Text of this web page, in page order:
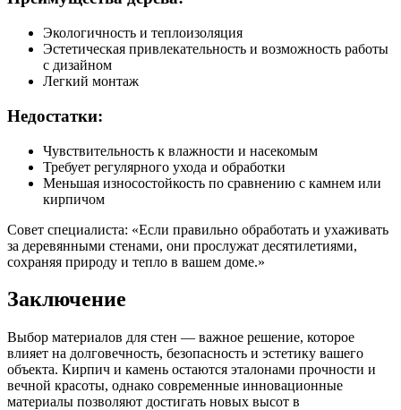
Экологичность и теплоизоляция
Эстетическая привлекательность и возможность работы
с дизайном
Легкий монтаж
Недостатки:
Чувствительность к влажности и насекомым
Требует регулярного ухода и обработки
Меньшая износостойкость по сравнению с камнем или
кирпичом
Совет специалиста: «Если правильно обработать и ухаживать
за деревянными стенами, они прослужат десятилетиями,
сохраняя природу и тепло в вашем доме.»
Заключение
Выбор материалов для стен — важное решение, которое
влияет на долговечность, безопасность и эстетику вашего
объекта. Кирпич и камень остаются эталонами прочности и
вечной красоты, однако современные инновационные
материалы позволяют достигать новых высот в